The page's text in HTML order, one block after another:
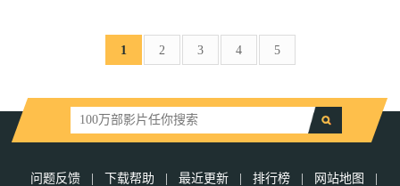
1 2 3 4 5
问题反馈 | 下载帮助 | 最近更新 | 排行榜 | 网站地图
|